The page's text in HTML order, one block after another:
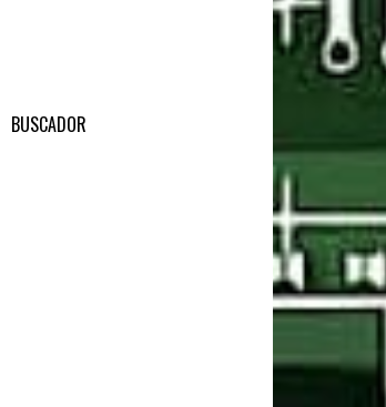
BUSCADOR